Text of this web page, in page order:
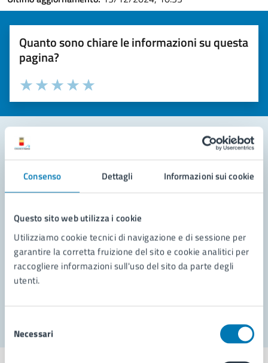
Consenso Dettagli Informazioni sui cookie
Questo sito web utilizza i cookie
Utilizziamo cookie tecnici di navigazione e di sessione per
garantire la corretta fruizione del sito e cookie analitici per
raccogliere informazioni sull'uso del sito da parte degli
utenti.
delNecessari
Quanto sono chiare le informazioni su questa
pagina?
Valuta la chiarezza delle informazioni (da 1 a 5 stelle)
Seleziona il numero di stelle per valutare la chiarezza delle
Valuta 5 stelle su 5
Valuta 4 stelle su 5
Valuta 3 stelle su 5
Valuta 2 stelle su 5
Valuta 1 stelle su 5
Leggi le domande frequenti
Richiedi assistenza
Prenota appuntamento
Problemi in città